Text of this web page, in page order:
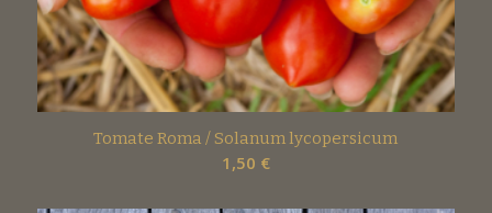
Tomate Roma / Solanum lycopersicum
1,50 €